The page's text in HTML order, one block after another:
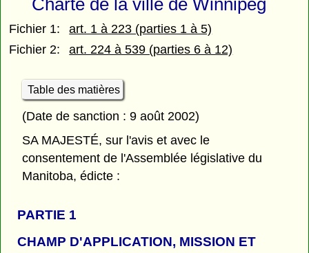
Charte de la ville de Winnipeg
Fichier 1:
art. 1 à 223 (parties 1 à 5)
Fichier 2:
art. 224 à 539 (parties 6 à 12)
Table des matières
(Date de sanction : 9 août 2002)
SA MAJESTÉ, sur l'avis et avec le
consentement de l'Assemblée législative du
Manitoba, édicte :
PARTIE 1
CHAMP D'APPLICATION, MISSION ET